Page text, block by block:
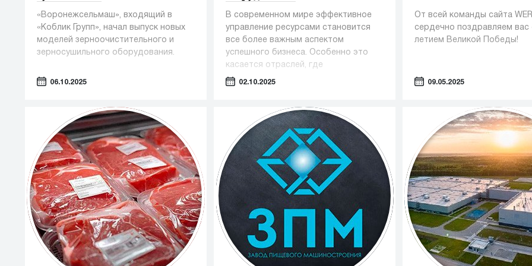
«Воронежсельмаш», входящий в
«Коблик Групп», начал выпуск новых
моделей зерноочистительного и
зерносушильного оборудования.
06.10.2025
В современном мире эффективное
управление ресурсами становится
все более важным аспектом
успешного бизнеса. Особенно это
касается отраслей, где
оборудование играет ключевую роль
промышленность.
02.10.2025
От всей команды сайта
сердечно поздравляем вас
летием Великой Победы!
09.05.2025